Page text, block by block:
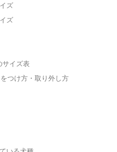
ズ
ズ
サイズ表
つけ方・取り外し方